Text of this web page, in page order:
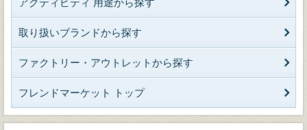
取り扱いブランドから探す
ファクトリー・アウトレットから探す
フレンドマーケット トップ